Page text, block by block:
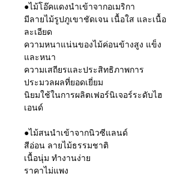
●ไม้โอ๊คแดงนำเข้าจากอเมริกา
มีลายไม้รูปภูเขาชัดเจน เนื้อใส และเนื้อ
ละเอียด
ความหนาแน่นของไม้ค่อนข้างสูง แข็ง
และหนา
ความเสถียรและประสิทธิภาพการ
ประมวลผลที่ยอดเยี่ยม
นิยมใช้ในการผลิตเฟอร์นิเจอร์ระดับไฮ
เอนด์
●ไม้สนนำเข้าจากนิวซีแลนด์
สีอ่อน ลายไม้ธรรมชาติ
เนื้อนุ่ม ทำงานง่าย
ราคาไม่แพง